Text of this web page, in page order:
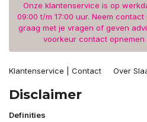
Onze klantenservice is op
09:00 t/m 17:00 uur. Neem
graag met je vragen of geven
voorkeur contact opnemen
Klantenservice | Contact Over
Disclaimer
Definities